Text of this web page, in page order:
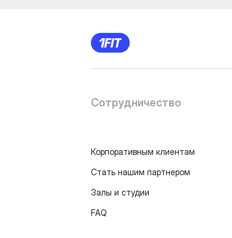
Сотрудничество
Корпоративным клиентам
Стать нашим партнером
Залы и студии
FAQ